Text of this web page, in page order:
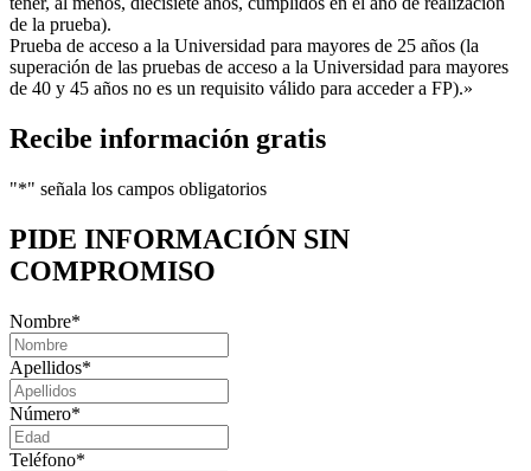
de la prueba).
Prueba de acceso a la Universidad para mayores de 25 años (la
superación de las pruebas de acceso a la Universidad para mayores
de 40 y 45 años no es un requisito válido para acceder a FP).»
Recibe información gratis
"*" señala los campos obligatorios
PIDE INFORMACIÓN SIN
COMPROMISO
Nombre*
Apellidos*
Número*
Teléfono*